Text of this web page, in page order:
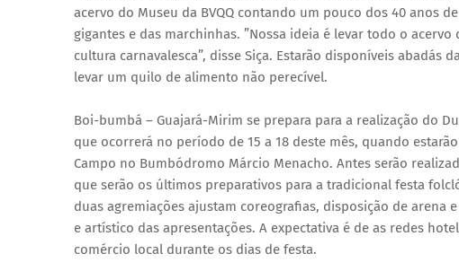
acervo do Museu da BVQQ contando um pouco dos 40 anos
gigantes e das marchinhas. ”Nossa ideia é levar todo o
cultura carnavalesca”, disse Siça. Estarão disponíveis abadás
levar um quilo de alimento não perecível.
Boi-bumbá – Guajará-Mirim se prepara para a realização do
que ocorrerá no período de 15 a 18 deste mês, quando
Campo no Bumbódromo Márcio Menacho. Antes serão
que serão os últimos preparativos para a tradicional festa
duas agremiações ajustam coreografias, disposição de arena
e artístico das apresentações. A expectativa é de as redes
comércio local durante os dias de festa.